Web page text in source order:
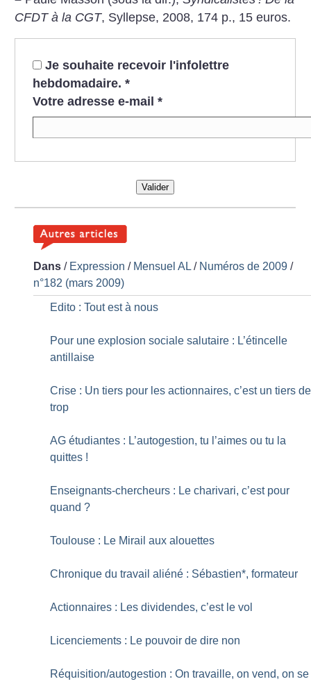
CFDT à la CGT, Syllepse, 2008, 174 p., 15 euros.
Je souhaite recevoir l'infolettre
hebdomadaire. *
Votre adresse e-mail *
Valider
Dans / Expression / Mensuel AL / Numéros de 2009 /
n°182 (mars 2009)
Edito : Tout est à nous
Pour une explosion sociale salutaire : L’étincelle
antillaise
Crise : Un tiers pour les actionnaires, c’est un tiers de
trop
AG étudiantes : L’autogestion, tu l’aimes ou tu la
quittes !
Enseignants-chercheurs : Le charivari, c’est pour
quand ?
Toulouse : Le Mirail aux alouettes
Chronique du travail aliéné : Sébastien*, formateur
Actionnaires : Les dividendes, c’est le vol
Licenciements : Le pouvoir de dire non
Réquisition/autogestion : On travaille, on vend, on se